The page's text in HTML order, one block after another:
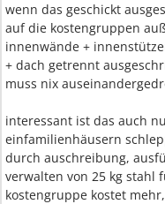
wenn das geschickt
auf die kostengruppen
innenwände +
+ dach getrennt
muss nix
interessant ist das auch
einfamilienhäusern
durch auschreibung,
verwalten von 25 kg stahl
kostengruppe kostet